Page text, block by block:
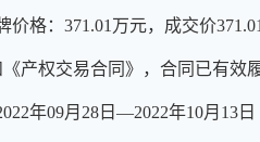
价格：371.01万元，成交价
产权交易合同》，合同已有效
年09月28日—2022年10月13日